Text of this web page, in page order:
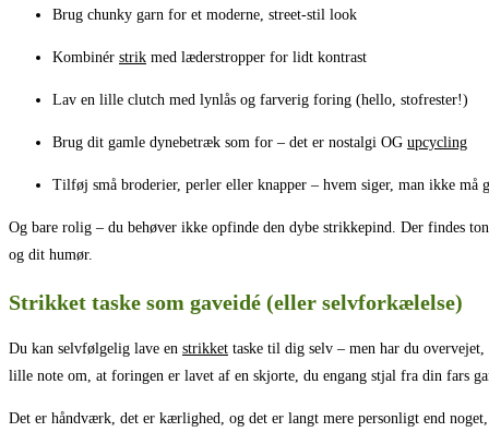
Brug chunky garn for et moderne, street-stil look
Kombinér strik med læderstropper for lidt kontrast
Lav en lille clutch med lynlås og farverig foring (hello, stofrester!)
Brug dit gamle dynebetræk som for – det er nostalgi OG upcycling
Tilføj små broderier, perler eller knapper – hvem siger, man ikke må
Og bare rolig – du behøver ikke opfinde den dybe strikkepind. Der findes
og dit humør.
Strikket taske som gaveidé (eller selvforkælelse)
Du kan selvfølgelig lave en strikket taske til dig selv – men har du
lille note om, at foringen er lavet af en skjorte, du engang stjal fra din fars
Det er håndværk, det er kærlighed, og det er langt mere personligt end